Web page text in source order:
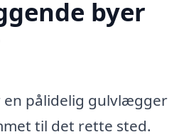
byer
en pålidelig gulvlægger
til det rette sted.